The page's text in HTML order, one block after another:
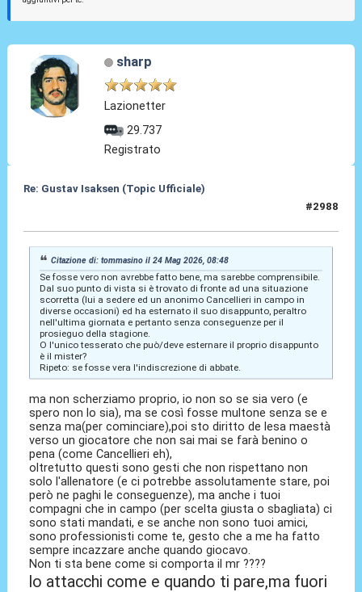
sharp
Lazionetter
29.737
Registrato
Re: Gustav Isaksen (Topic Ufficiale)
#2988
Citazione di: tommasino il 24 Mag 2026, 08:48
Se fosse vero non avrebbe fatto bene, ma sarebbe comprensibile.
Dal suo punto di vista si è trovato di fronte ad una situazione
scorretta (lui a sedere ed un anonimo Cancellieri in campo in
diverse occasioni) ed ha esternato il suo disappunto, peraltro
nell'ultima giornata e pertanto senza conseguenze per il
prosieguo della stagione.
O l'unico tesserato che può/deve esternare il proprio disappunto
è il mister?
Ripeto: se fosse vera l'indiscrezione di abbate.
ma non scherziamo proprio, io non so se sia vero (e
spero non lo sia), ma se così fosse multone senza se e
senza ma(per cominciare),poi sto diritto de lesa maestà
verso un giocatore che non sai mai se farà benino o
pena (come Cancellieri eh),
oltretutto questi sono gesti che non rispettano non
solo l'allenatore (e ci potrebbe assolutamente stare, poi
però ne paghi le conseguenze), ma anche i tuoi
compagni che in campo (per scelta giusta o sbagliata) ci
sono stati mandati, e se anche non sono tuoi amici,
sono professionisti come te, gesto che a me ha fatto
sempre incazzare anche quando giocavo.
Non ti sta bene come si comporta il mr ????
lo attacchi come e quando ti pare,ma fuori